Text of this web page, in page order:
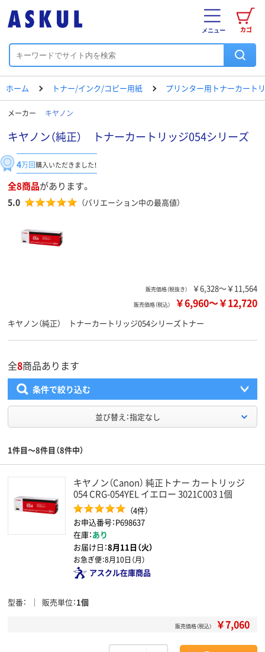
カゴ
メニュー
ホーム トナー/インク/コピー用紙 プリンター用トナーカート
メーカー キヤノン
キヤノン（純正） トナーカートリッジ054シリーズ
4万回購入いただきました！
全8商品があります。
5.0 （バリエーション中の最高値）
販売価格（税抜き） ￥6,328～￥11,564
販売価格（税込） ￥6,960～￥12,720
キヤノン（純正） トナーカートリッジ054シリーズトナー
全8商品あります
条件で絞り込む
並び替え：指定なし
1件目～8件目（8件中）
キヤノン（Canon） 純正トナー カートリッジ
054 CRG-054YEL イエロー 3021C003 1個
（4件）
お申込番号：P698637
在庫：あり
お届け日：8月11日（火）
お急ぎ便：8月10日（月）
アスクル在庫商品
型番 販売単位 1個
販売価格（税込） ￥7,060